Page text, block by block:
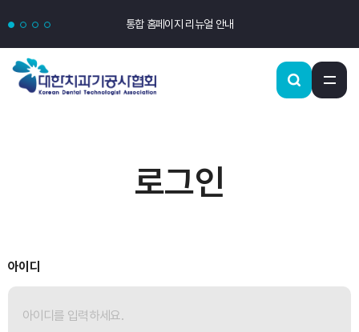
통합 홈페이지 리뉴얼 안내
로그인
아이디